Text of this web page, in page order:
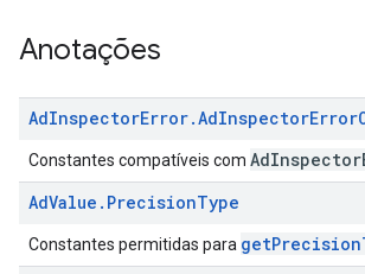
Anotações
AdInspectorError.AdInspectorError
Constantes compatíveis com
AdValue . PrecisionType
Constantes permitidas para